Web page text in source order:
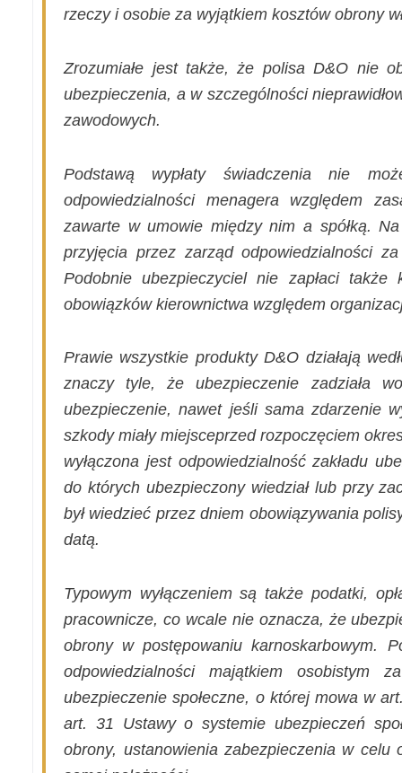
rzeczy i osobie za wyjątkiem kosztów obrony
Zrozumiałe jest także, że polisa D&O nie
ubezpieczenia, a w szczególności
zawodowych.
Podstawą wypłaty świadczenia nie
odpowiedzialności menagera względem
zawarte w umowie między nim a spółką.
przyjęcia przez zarząd odpowiedzialności
Podobnie ubezpieczyciel nie zapłaci
obowiązków kierownictwa względem
Prawie wszystkie produkty D&O działają
znaczy tyle, że ubezpieczenie zadziała
ubezpieczenie, nawet jeśli sama zdarzenie
szkody miały miejsceprzed rozpoczęciem
wyłączona jest odpowiedzialność zakładu
do których ubezpieczony wiedział lub przy
był wiedzieć przez dniem obowiązywania
datą.
Typowym wyłączeniem są także podatki,
pracownicze, co wcale nie oznacza, że
obrony w postępowaniu karnoskarbowym.
odpowiedzialności majątkiem osobistym
ubezpieczenie społeczne, o której mowa w
art. 31 Ustawy o systemie ubezpieczeń
obrony, ustanowienia zabezpieczenia w celu